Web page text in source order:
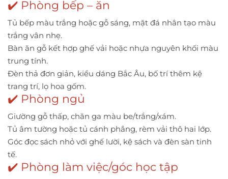
✔️ Phòng bếp – ăn
Tủ bếp màu trắng hoặc gỗ sáng, mặt đá nhân tạo màu
trắng vân nhẹ.
Bàn ăn gỗ kết hợp ghế vải hoặc nhựa nguyên khối màu
trung tính.
Đèn thả đơn giản, kiểu dáng Bắc Âu, bố trí thêm kệ
trang trí, lọ hoa gốm.
✔️ Phòng ngủ
Giường gỗ thấp, chăn ga màu be/trắng/xám.
Tủ âm tường hoặc tủ cánh phẳng, rèm vải thô hai lớp.
Góc đọc sách nhỏ với ghế lười, kệ sách và đèn sàn tinh
tế.
✔️ Phòng làm việc/góc học tập